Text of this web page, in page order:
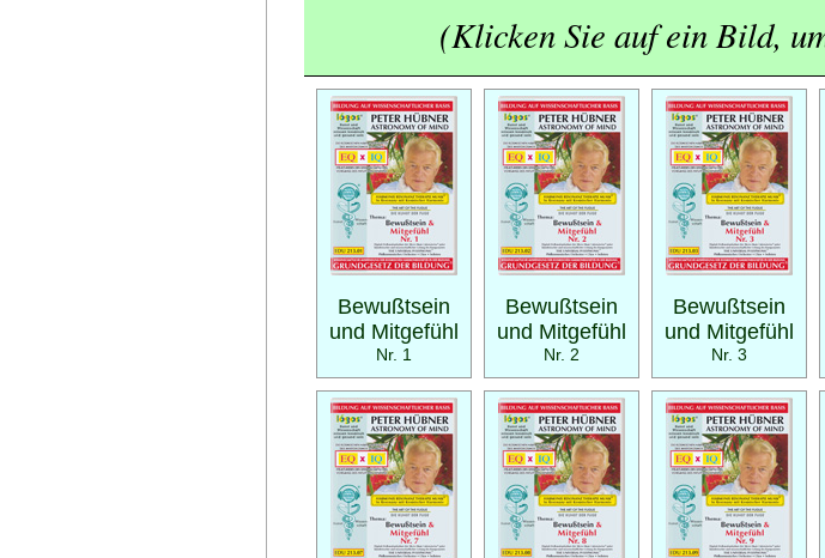
(Klicken Sie auf ein Bild,
Bewußtsein
und Mitgefühl
Nr. 1
Bewußtsein
und Mitgefühl
Nr. 2
Bewußtsein
und Mitgefühl
Nr. 3